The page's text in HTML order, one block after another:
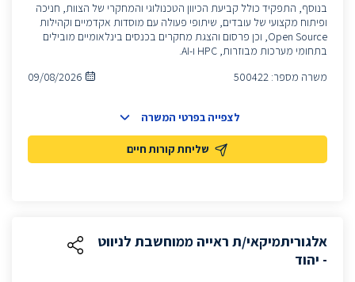
בנוסף, התפקיד כולל קביעת הכיוון הטכנולוגי והמחקרי של הצוות, חניכה
ופיתוח מקצועי של עובדים, שיתופי פעולה עם מוסדות אקדמיים וקהילות
Open Source, וכן פרסום והצגת מחקרים בכנסים בינלאומיים מובילים
בתחומי מערכות מבוזרות, HPC ו-AI.
משרה מספר: 500422
09/08/2026
שליחת קורות חיים
לצפייה בפרטי המשרה
אלגוריתמיקאי/ת ראייה ממוחשבת לניווט
- יהוד